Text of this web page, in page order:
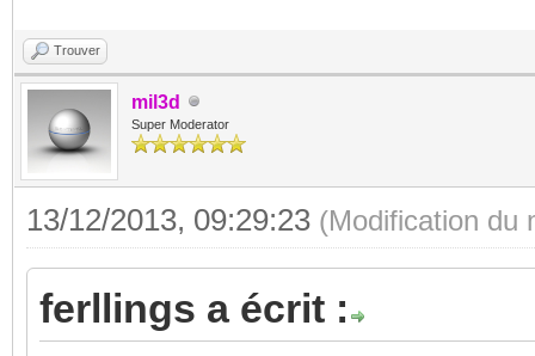
Trouver
mil3d
Super Moderator
13/12/2013, 09:29:23 (Modification du
ferllings a écrit :